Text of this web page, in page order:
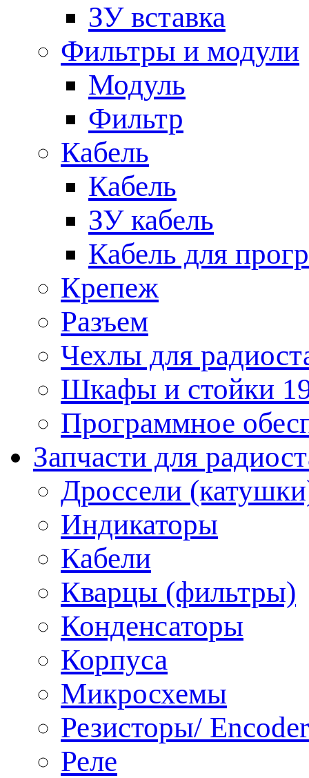
ЗУ вставка
Фильтры и модули
Модуль
Фильтр
Кабель
Кабель
ЗУ кабель
Кабель для
Крепеж
Разъем
Чехлы для
Шкафы и стойки
Программное
Запчасти для
Дроссели
Индикаторы
Кабели
Кварцы (фильтры)
Конденсаторы
Корпуса
Микросхемы
Резисторы/ Encoder
Реле